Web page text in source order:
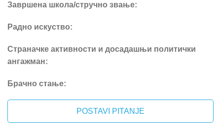
Завршена школа/стручно звање:
Радно искуство:
Страначке активности и досадашњи политички
ангажман:
Брачно стање:
POSTAVI PITANJE